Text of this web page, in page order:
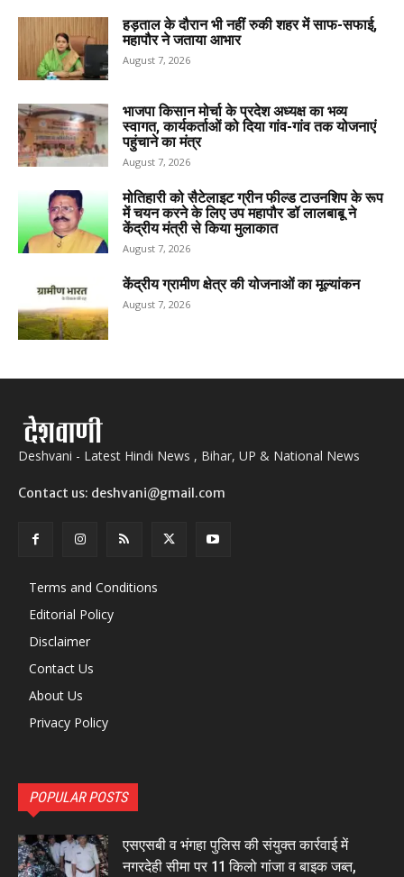
हड़ताल के दौरान भी नहीं रुकी शहर में साफ-सफाई,
महापौर ने जताया आभार
August 7, 2026
भाजपा किसान मोर्चा के प्रदेश अध्यक्ष का भव्य
स्वागत, कार्यकर्ताओं को दिया गांव-गांव तक योजनाएं
पहुंचाने का मंत्र
August 7, 2026
मोतिहारी को सैटेलाइट ग्रीन फील्ड टाउनशिप के रूप
में चयन करने के लिए उप महापौर डॉ लालबाबू ने
केंद्रीय मंत्री से किया मुलाकात
August 7, 2026
केंद्रीय ग्रामीण क्षेत्र की योजनाओं का मूल्यांकन
August 7, 2026
Deshvani - Latest Hindi News , Bihar, UP & National News
Contact us: deshvani@gmail.com
Terms and Conditions
Editorial Policy
Disclaimer
Contact Us
About Us
Privacy Policy
POPULAR POSTS
एसएसबी व भंगहा पुलिस की संयुक्त कार्रवाई में
नगरदेही सीमा पर 11 किलो गांजा व बाइक जब्त,